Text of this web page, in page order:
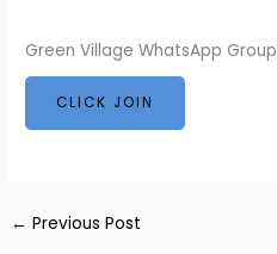
Green Village WhatsApp Group
CLICK JOIN
← Previous Post